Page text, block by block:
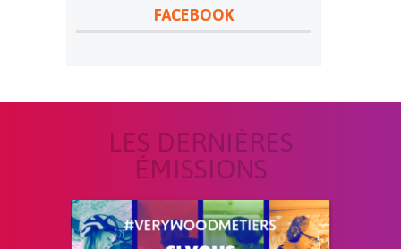
FACEBOOK
LES DERNIÈRES
ÉMISSIONS